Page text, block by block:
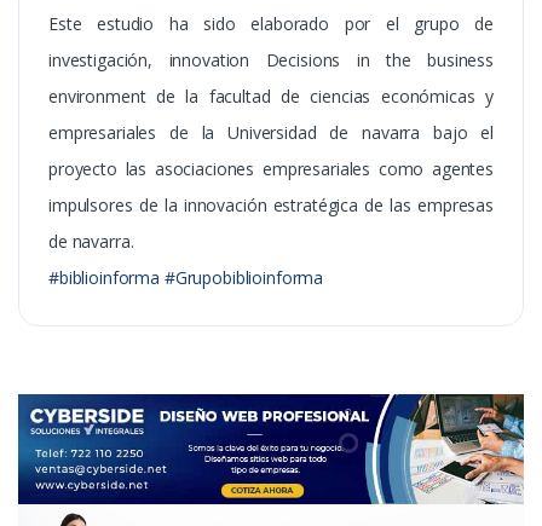
Este estudio ha sido elaborado por el grupo de
investigación, innovation Decisions in the business
environment de la facultad de ciencias económicas y
empresariales de la Universidad de navarra bajo el
proyecto las asociaciones empresariales como agentes
impulsores de la innovación estratégica de las empresas
de navarra.
#biblioinforma #Grupobiblioinforma